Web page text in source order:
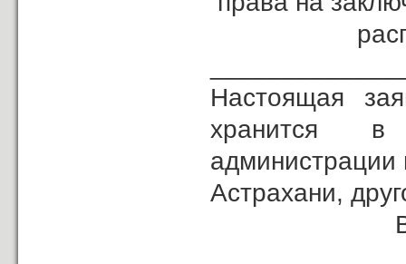
Настоящая
хранится в
администрации
Астрахани,
Возврат